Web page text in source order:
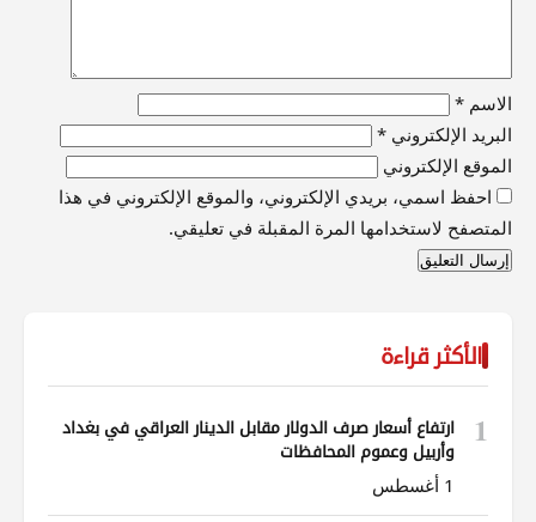
الاسم *
البريد الإلكتروني *
الموقع الإلكتروني
احفظ اسمي، بريدي الإلكتروني، والموقع الإلكتروني في هذا
المتصفح لاستخدامها المرة المقبلة في تعليقي.
الأكثر قراءة
1
ارتفاع أسعار صرف الدولار مقابل الدينار العراقي في بغداد
وأربيل وعموم المحافظات
1 أغسطس